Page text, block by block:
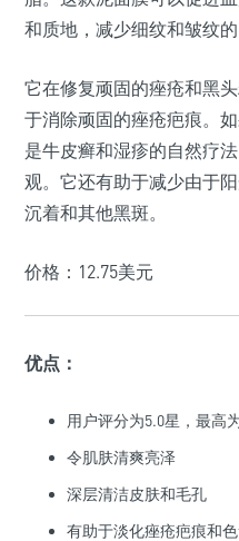
和质地，减少细纹和皱纹的
它在修复顽固的痤疮和黑
于消除顽固的痤疮疤痕。
是牛皮癣和湿疹的自然疗
观。它还有助于减少由于
沉着和其他黑斑。
价格：12.75美元
优点：
用户评分为5.0星，最高
令肌肤清爽亮泽
深层清洁皮肤和毛孔
有助于淡化痤疮疤痕和